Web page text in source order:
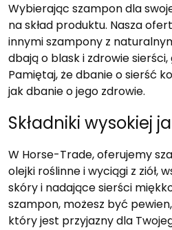
Wybierając szampon dla
na skład produktu. Nasza
innymi szampony z
dbają o blask i zdrowie sierści,
Pamiętaj, że dbanie o sierść
jak dbanie o jego zdrowie.
Składniki wysokiej
W Horse-Trade, oferujemy
olejki roślinne i wyciągi z ziół,
skóry i nadające sierści
szampon, możesz być
który jest przyjazny dla